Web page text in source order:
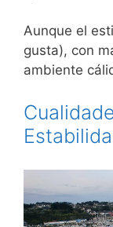
Aunque el
gusta), con
ambiente